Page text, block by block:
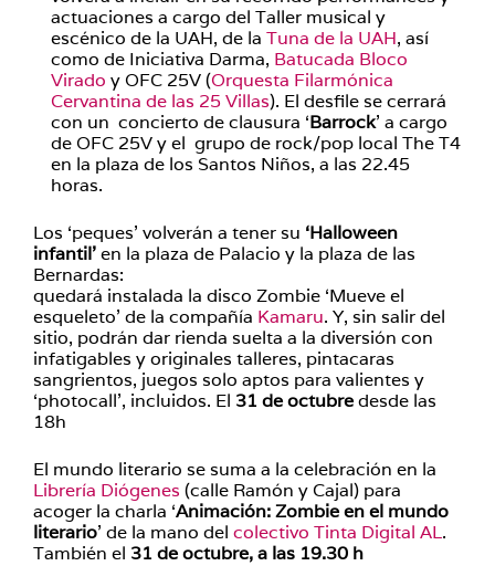
actuaciones a cargo del Taller musical y
escénico de la UAH, de la Tuna de la UAH, así
como de Iniciativa Darma, Batucada Bloco
Virado y OFC 25V (Orquesta Filarmónica
Cervantina de las 25 Villas). El desfile se cerrará
con un concierto de clausura ‘Barrock’ a cargo
de OFC 25V y el grupo de rock/pop local The T4
en la plaza de los Santos Niños, a las 22.45
horas.
Los ‘peques’ volverán a tener su ‘Halloween
infantil’en la plaza de Palacio y la plaza de las
Bernardas:
quedará instalada la disco Zombie ‘Mueve el
esqueleto’ de la compañía Kamaru. Y, sin salir del
sitio, podrán dar rienda suelta a la diversión con
infatigables y originales talleres, pintacaras
sangrientos, juegos solo aptos para valientes y
‘photocall’, incluidos. El 31 de octubredesde las
18h
El mundo literario se suma a la celebración en la
Librería Diógenes (calle Ramón y Cajal) para
acoger la charla ‘Animación: Zombie en el mundo
literario’ de la mano del colectivo Tinta Digital AL.
También el 31 de octubre, a las 19.30 h